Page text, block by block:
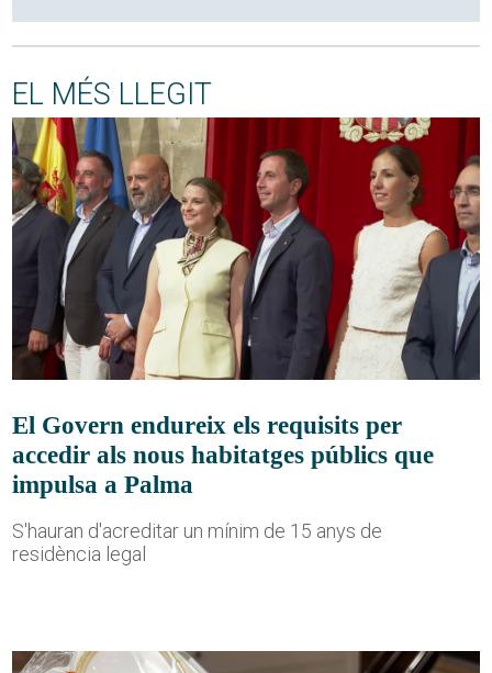
EL MÉS LLEGIT
El Govern endureix els requisits per
accedir als nous habitatges públics que
impulsa a Palma
S'hauran d'acreditar un mínim de 15 anys de
residència legal